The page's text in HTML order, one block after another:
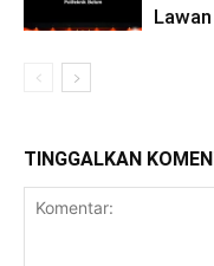
TINGGALKAN